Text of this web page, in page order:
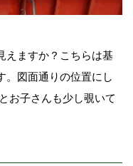
えますか？こちらは基
。図面通りの位置にし
お子さんも少し覗いて